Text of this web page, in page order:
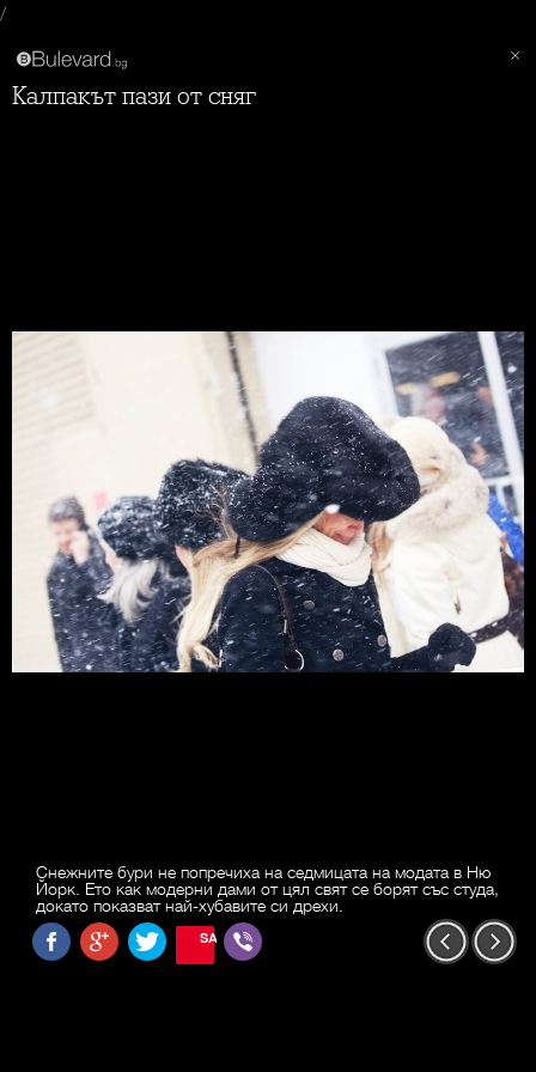
/
Калпакът пази от сняг
Снежните бури не попречиха на седмицата на модата в Ню
Йорк. Ето как модерни дами от цял свят се борят със студа,
докато показват най-хубавите си дрехи.
SAVE